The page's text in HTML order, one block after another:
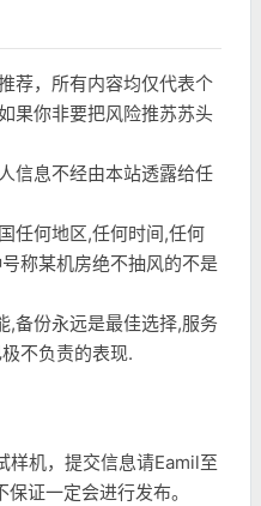
荐，所有内容均仅代表个
果你非要把风险推苏苏头
信息不经由本站透露给任
任何地区,任何时间,任何
称某机房绝不抽风的不是
,备份永远是最佳选择,服务
不负责的表现.
样机，提交信息请Eamil至
保证一定会进行发布。